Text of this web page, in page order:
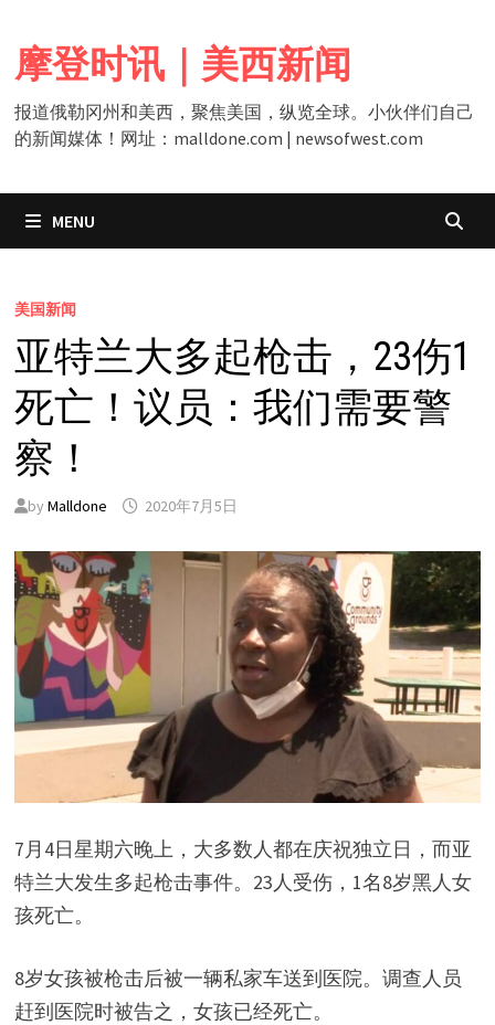
content
摩登时讯｜美西新闻
报道俄勒冈州和美西，聚焦美国，纵览全球。小伙伴们自己
的新闻媒体！网址：malldone.com | newsofwest.com
MENU
美国新闻
亚特兰大多起枪击，23伤1
死亡！议员：我们需要警
察！
by Malldone 2020年7月5日
7月4日星期六晚上，大多数人都在庆祝独立日，而亚
特兰大发生多起枪击事件。23人受伤，1名8岁黑人女
孩死亡。
8岁女孩被枪击后被一辆私家车送到医院。调查人员
赶到医院时被告之，女孩已经死亡。